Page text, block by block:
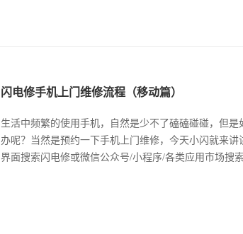
闪电修手机上门维修流程（移动篇）
生活中频繁的使用手机，自然是少不了磕磕碰碰，但
办呢？当然是预约一下手机上门维修，今天小闪就来
界面搜索闪电修或微信公众号/小程序/各类应用市场搜